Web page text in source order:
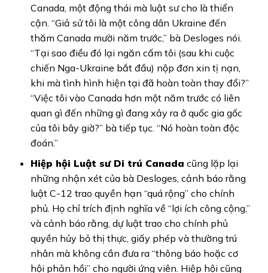
Canada, một động thái mà luật sư cho là thiển
cận. “Giả sử tôi là một công dân Ukraine đến
thăm Canada mười năm trước,” bà Desloges nói.
“Tại sao điều đó lại ngăn cấm tôi (sau khi cuộc
chiến Nga-Ukraine bắt đầu) nộp đơn xin tị nạn,
khi mà tình hình hiện tại đã hoàn toàn thay đổi?”
“Việc tôi vào Canada hơn một năm trước có liên
quan gì đến những gì đang xảy ra ở quốc gia gốc
của tôi bây giờ?” bà tiếp tục. “Nó hoàn toàn độc
đoán.”
Hiệp hội Luật sư Di trú Canada cũng lặp lại
những nhận xét của bà Desloges, cảnh báo rằng
luật C-12 trao quyền hạn “quá rộng” cho chính
phủ. Họ chỉ trích định nghĩa về “lợi ích công cộng,”
và cảnh báo rằng, dự luật trao cho chính phủ
quyền hủy bỏ thị thực, giấy phép và thường trú
nhân mà không cần đưa ra “thông báo hoặc cơ
hội phản hồi” cho người ứng viên. Hiệp hội cũng